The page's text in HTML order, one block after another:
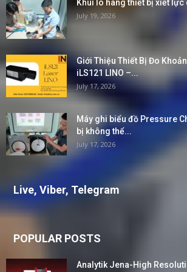
Khui lô hàng thiết bị xiết lực
July 19, 2026
Giới Thiệu Thiết Bị Đo
iLS121 LINO –...
July 17, 2026
Máy ghi biểu đồ Pressure
bị không thể...
July 17, 2026
Live, Viber, Telegram
POPULAR POSTS
Analytik Jena-High